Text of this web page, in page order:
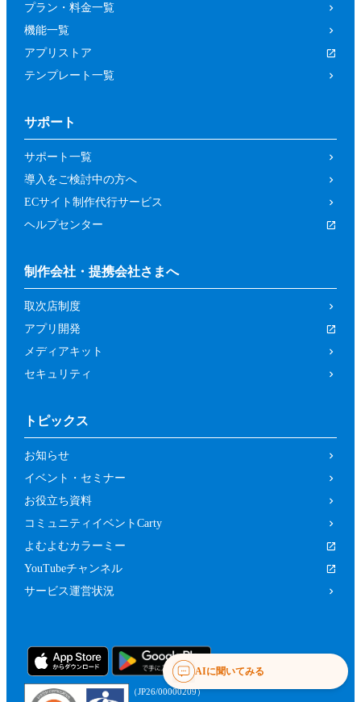
プラン・料金一覧
機能一覧
アプリストア
テンプレート一覧
サポート
サポート一覧
導入をご検討中の方へ
ECサイト制作代行サービス
ヘルプセンター
制作会社・提携会社さまへ
取次店制度
アプリ開発
メディアキット
セキュリティ
トピックス
お知らせ
イベント・セミナー
お役立ち資料
コミュニティイベントCarty
よむよむカラーミー
YouTubeチャンネル
サービス運営状況
（JP26/00000209）
AIに聞いてみる